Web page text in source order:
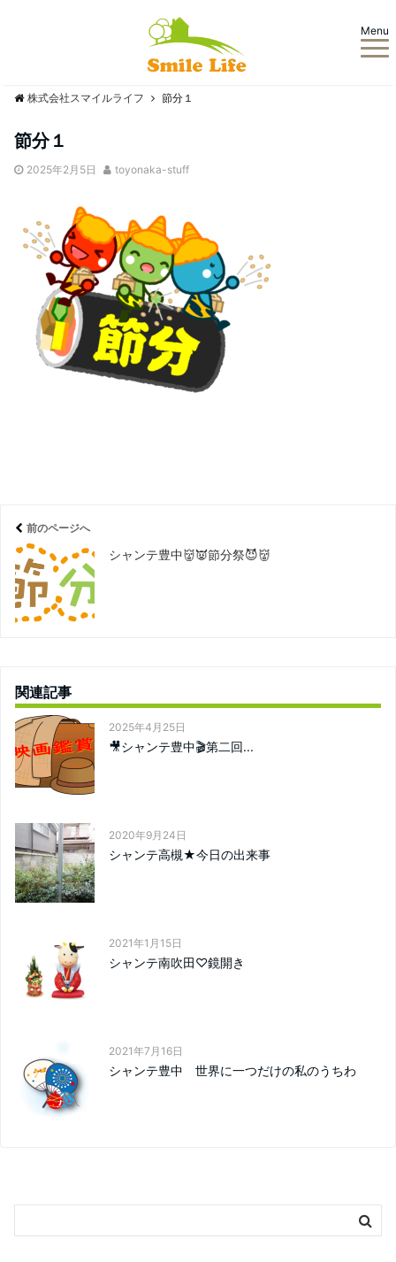
Menu
株式会社スマイルライフ 節分１
節分１
2025年2月5日 toyonaka-stuff
前のページへ
シャンテ豊中👹👿節分祭😈👹
関連記事
2025年4月25日
🎥シャンテ豊中🎬第二回...
2020年9月24日
シャンテ高槻★今日の出来事
2021年1月15日
シャンテ南吹田♡鏡開き
2021年7月16日
シャンテ豊中 世界に一つだけの私のうちわ